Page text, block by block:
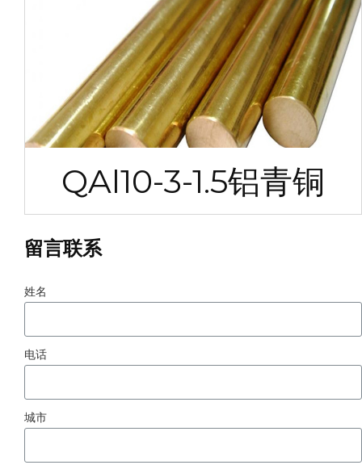
QAl10-3-1.5铝青铜
留言联系
姓名
电话
城市